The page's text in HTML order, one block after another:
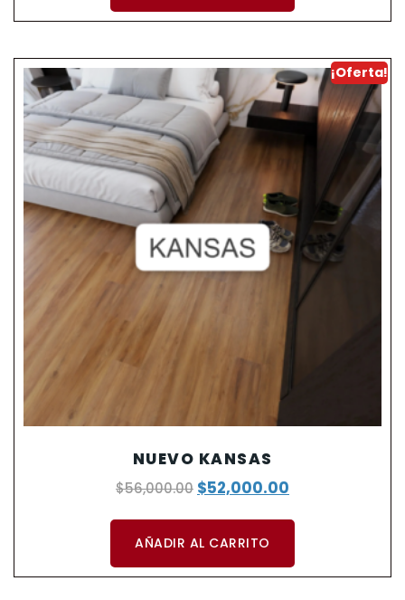
¡Oferta!
NUEVO KANSAS
$56,000.00 $52,000.00
AÑADIR AL CARRITO